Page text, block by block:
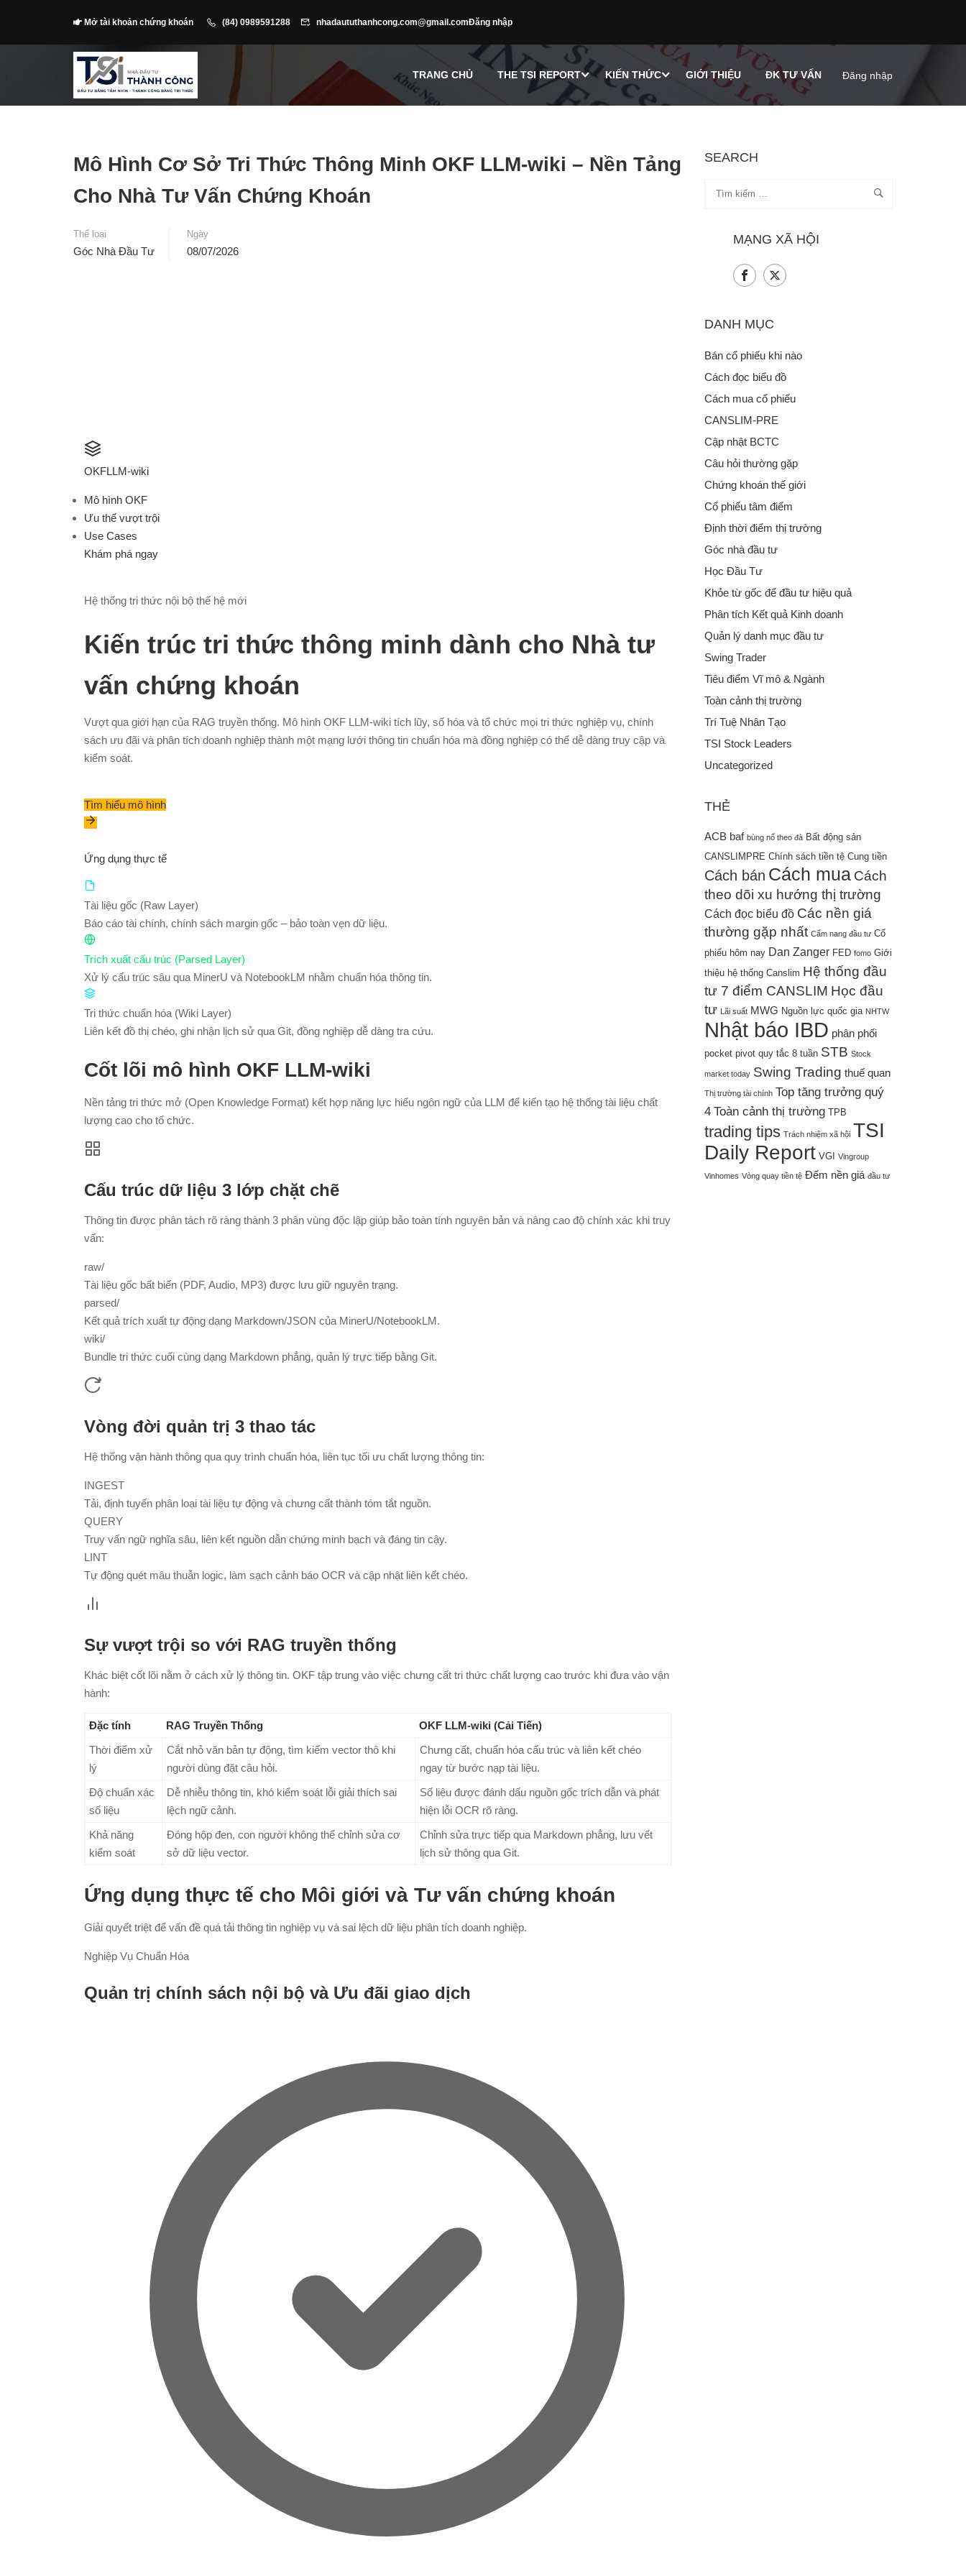
Mở tài khoản chứng khoán (84) 0989591288 nhadaututhanhcong.com@gmail.comĐăng nhập
TRANG CHỦ THE TSI REPORT KIẾN THỨC GIỚI THIỆU ĐK TƯ VẤN Đăng nhập
Mô Hình Cơ Sở Tri Thức Thông Minh OKF LLM-wiki – Nền Tảng
Cho Nhà Tư Vấn Chứng Khoán
Thể loại
Góc Nhà Đầu Tư
Ngày
08/07/2026
OKFLLM-wiki
Mô hình OKF
Ưu thế vượt trội
Use Cases
Khám phá ngay
Hệ thống tri thức nội bộ thế hệ mới
Kiến trúc tri thức thông minh dành cho Nhà tư
vấn chứng khoán
Vượt qua giới hạn của RAG truyền thống. Mô hình OKF LLM-wiki tích lũy, số hóa và tổ chức mọi tri thức nghiệp vụ, chính
sách ưu đãi và phân tích doanh nghiệp thành một mạng lưới thông tin chuẩn hóa mà đồng nghiệp có thể dễ dàng truy cập và
kiểm soát.
Tìm hiểu mô hình
Ứng dụng thực tế
Tài liệu gốc (Raw Layer)
Báo cáo tài chính, chính sách margin gốc – bảo toàn vẹn dữ liệu.
Trích xuất cấu trúc (Parsed Layer)
Xử lý cấu trúc sâu qua MinerU và NotebookLM nhằm chuẩn hóa thông tin.
Tri thức chuẩn hóa (Wiki Layer)
Liên kết đồ thị chéo, ghi nhận lịch sử qua Git, đồng nghiệp dễ dàng tra cứu.
Cốt lõi mô hình OKF LLM-wiki
Nền tảng tri thức mở (Open Knowledge Format) kết hợp năng lực hiểu ngôn ngữ của LLM để kiến tạo hệ thống tài liệu chất
lượng cao cho tổ chức.
Cấu trúc dữ liệu 3 lớp chặt chẽ
Thông tin được phân tách rõ ràng thành 3 phân vùng độc lập giúp bảo toàn tính nguyên bản và nâng cao độ chính xác khi truy
vấn:
raw/
Tài liệu gốc bất biến (PDF, Audio, MP3) được lưu giữ nguyên trạng.
parsed/
Kết quả trích xuất tự động dạng Markdown/JSON của MinerU/NotebookLM.
wiki/
Bundle tri thức cuối cùng dạng Markdown phẳng, quản lý trực tiếp bằng Git.
Vòng đời quản trị 3 thao tác
Hệ thống vận hành thông qua quy trình chuẩn hóa, liên tục tối ưu chất lượng thông tin:
INGEST
Tải, định tuyến phân loại tài liệu tự động và chưng cất thành tóm tắt nguồn.
QUERY
Truy vấn ngữ nghĩa sâu, liên kết nguồn dẫn chứng minh bạch và đáng tin cậy.
LINT
Tự động quét mâu thuẫn logic, làm sạch cảnh báo OCR và cập nhật liên kết chéo.
Sự vượt trội so với RAG truyền thống
Khác biệt cốt lõi nằm ở cách xử lý thông tin. OKF tập trung vào việc chưng cất tri thức chất lượng cao trước khi đưa vào vận
hành:
Đặc tính RAG Truyền Thống
OKF LLM-wiki (Cải Tiến)
Thời điểm xử
lý
Cắt nhỏ văn bản tự động, tìm kiếm vector thô khi
người dùng đặt câu hỏi.
Chưng cất, chuẩn hóa cấu trúc và liên kết chéo
ngay từ bước nạp tài liệu.
Độ chuẩn xác
số liệu
Dễ nhiễu thông tin, khó kiểm soát lỗi giải thích sai
lệch ngữ cảnh.
Số liệu được đánh dấu nguồn gốc trích dẫn và phát
hiện lỗi OCR rõ ràng.
Khả năng
kiểm soát
Đóng hộp đen, con người không thể chỉnh sửa cơ
sở dữ liệu vector.
Chỉnh sửa trực tiếp qua Markdown phẳng, lưu vết
lịch sử thông qua Git.
Ứng dụng thực tế cho Môi giới và Tư vấn chứng khoán
Giải quyết triệt để vấn đề quá tải thông tin nghiệp vụ và sai lệch dữ liệu phân tích doanh nghiệp.
Nghiệp Vụ Chuẩn Hóa
Quản trị chính sách nội bộ và Ưu đãi giao dịch
SEARCH
MẠNG XÃ HỘI
DANH MỤC
Bán cổ phiếu khi nào
Cách đọc biểu đồ
Cách mua cổ phiếu
CANSLIM-PRE
Cập nhật BCTC
Câu hỏi thường gặp
Chứng khoán thế giới
Cổ phiếu tâm điểm
Định thời điểm thị trường
Góc nhà đầu tư
Học Đầu Tư
Khỏe từ gốc để đầu tư hiệu quả
Phân tích Kết quả Kinh doanh
Quản lý danh mục đầu tư
Swing Trader
Tiêu điểm Vĩ mô & Ngành
Toàn cảnh thị trường
Trí Tuệ Nhân Tạo
TSI Stock Leaders
Uncategorized
THẺ
ACB baf bùng nổ theo đà Bất động sản
CANSLIMPRE Chính sách tiền tệ Cung tiền
Cách bán Cách mua Cách
theo dõi xu hướng thị trường
Cách đọc biểu đồ Các nền giá
thường gặp nhất Cẩm nang đầu tư Cổ
phiếu hôm nay Dan Zanger FED fomo Giới
thiệu hệ thống Canslim Hệ thống đầu
tư 7 điểm CANSLIM Học đầu
tư Lãi suất MWG Nguồn lực quốc gia NHTW
Nhật báo IBD phân phối
pocket pivot quy tắc 8 tuần STB Stock
market today Swing Trading thuế quan
Thị trường tài chính Top tăng trưởng quý
4 Toàn cảnh thị trường TPB
trading tips Trách nhiệm xã hội TSI
Daily Report VGI Vingroup
Vinhomes Vòng quay tiền tệ Đếm nền giá đầu tư